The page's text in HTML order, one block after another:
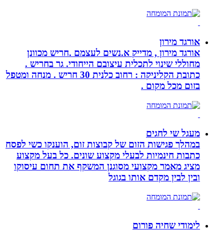
אורגד מירון
אורגד מירון , מדייק א.נשים לעצמם .חריש מכוונן
מחוללי שינוי לתכלית עיצובם הייחודי. גר בחריש .
כתובת הקליניקה : רחוב כלנית 30 חריש . מנחה ומטפל
בזום מכל מקום .
מעגל שי לחגים
במהלך פגישות הזום של קבוצות זום, הוענקו כשי לפסח
כתבות חינמיות לבעלי מקצוע שונים. כל בעל מקצוע
מציג מאמר מקצועי מסוגנן המשקף את תחום עיסוקו
ובין לבין מקדם אותו בגוגל
לימודי שחיה פורום